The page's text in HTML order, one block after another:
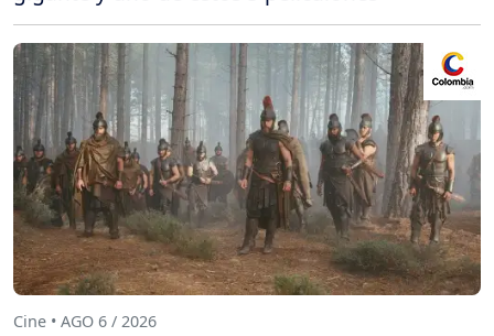
Cine • AGO 6 / 2026